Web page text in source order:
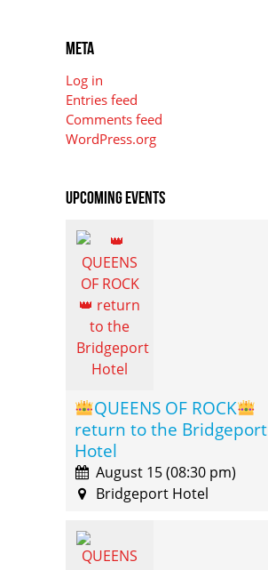
Meta
Log in
Entries feed
Comments feed
WordPress.org
Upcoming Events
QUEENS OF ROCK
return to the Bridgeport
Hotel
August 15 (08:30 pm)
Bridgeport Hotel